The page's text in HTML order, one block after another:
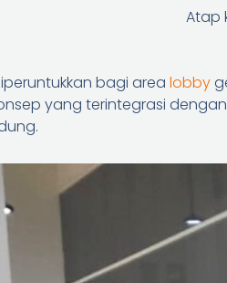
Atap
bagi area lobby
yang terintegrasi